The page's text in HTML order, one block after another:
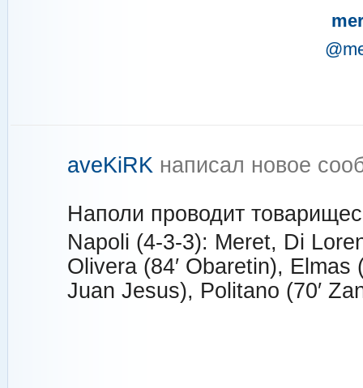
aveKiRK написал новое
Наполи проводит
Napoli (4-3-3): Meret, Di
Olivera (84′ Obaretin), Elmas
Juan Jesus), Politano (70′